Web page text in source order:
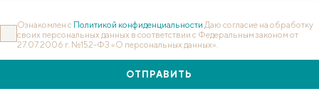
Ознакомлен с Политикой конфиденциальности Даю согласие на обработку
своих персональных данных в соответствии с Федеральным законом от
27.07.2006 г. №152-ФЗ «О персональных данных».
ОТПРАВИТЬ